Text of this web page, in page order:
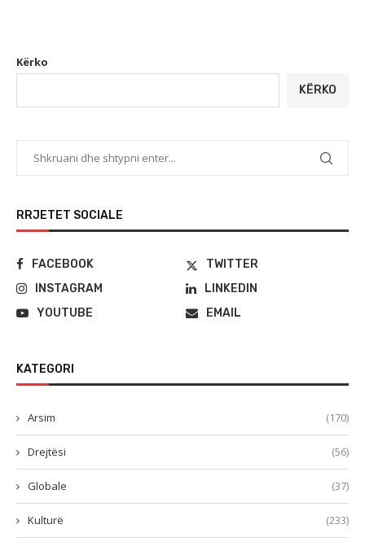
Kërko
KËRKO
RRJETET SOCIALE
FACEBOOK
TWITTER
INSTAGRAM
LINKEDIN
YOUTUBE
EMAIL
KATEGORI
Arsim (170)
Drejtësi (56)
Globale (37)
Kulturë (233)